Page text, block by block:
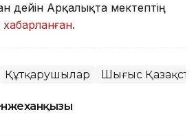
дейін Арқалықта мектептің
хабарланған.
Құтқарушылар Шығыс